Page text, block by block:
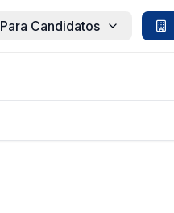
Para Candidatos